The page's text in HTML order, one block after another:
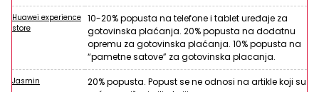
Huawei experience
store
10-20% popusta na telefone i tablet uređaje za
gotovinska plaćanja. 20% popusta na dodatnu
opremu za gotovinska plaćanja. 10% popusta na
“pametne satove” za gotovinska placanja.
Jasmin
20% popusta. Popust se ne odnosi na artikle koji su